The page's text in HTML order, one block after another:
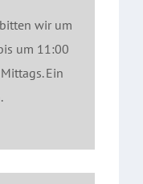
wir um
um 11:00
Ein